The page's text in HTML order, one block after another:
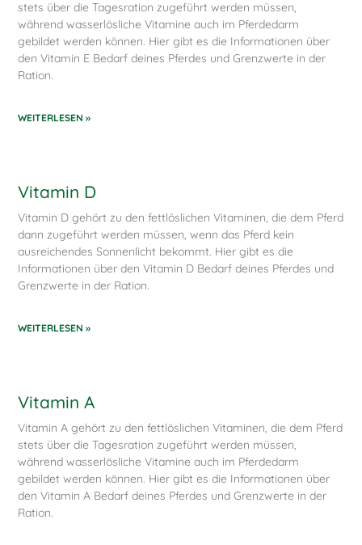
stets über die Tagesration zugeführt werden müssen,
während wasserlösliche Vitamine auch im Pferdedarm
gebildet werden können. Hier gibt es die Informationen über
den Vitamin E Bedarf deines Pferdes und Grenzwerte in der
Ration.
WEITERLESEN »
Vitamin D
Vitamin D gehört zu den fettlöslichen Vitaminen, die dem Pferd
dann zugeführt werden müssen, wenn das Pferd kein
ausreichendes Sonnenlicht bekommt. Hier gibt es die
Informationen über den Vitamin D Bedarf deines Pferdes und
Grenzwerte in der Ration.
WEITERLESEN »
Vitamin A
Vitamin A gehört zu den fettlöslichen Vitaminen, die dem Pferd
stets über die Tagesration zugeführt werden müssen,
während wasserlösliche Vitamine auch im Pferdedarm
gebildet werden können. Hier gibt es die Informationen über
den Vitamin A Bedarf deines Pferdes und Grenzwerte in der
Ration.